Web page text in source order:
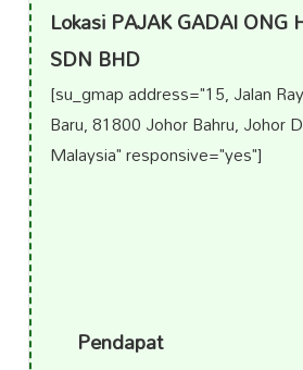
Lokasi PAJAK GADAI ONG
SDN BHD
[su_gmap address="15, Jalan
Baru, 81800 Johor Bahru, Johor
Malaysia" responsive="yes"]
Pendapat